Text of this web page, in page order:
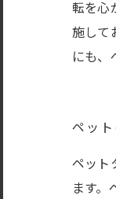
転を心
施して
にも、
ペッ
ペット
ます。